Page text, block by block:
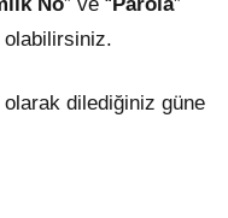
olabilirsiniz.
dilediğiniz güne